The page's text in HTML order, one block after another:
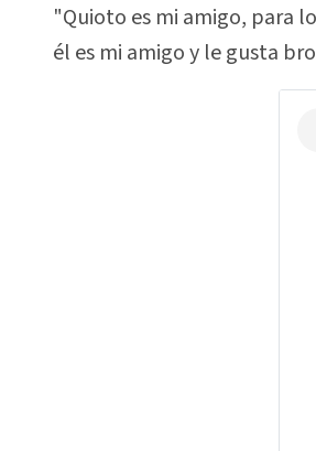
"Quioto es mi amigo, para
él es mi amigo y le gusta